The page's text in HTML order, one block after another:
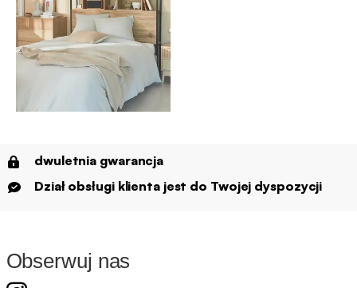
dwuletnia gwarancja
Dział obsługi klienta jest do Twojej dyspozycji
Obserwuj nas